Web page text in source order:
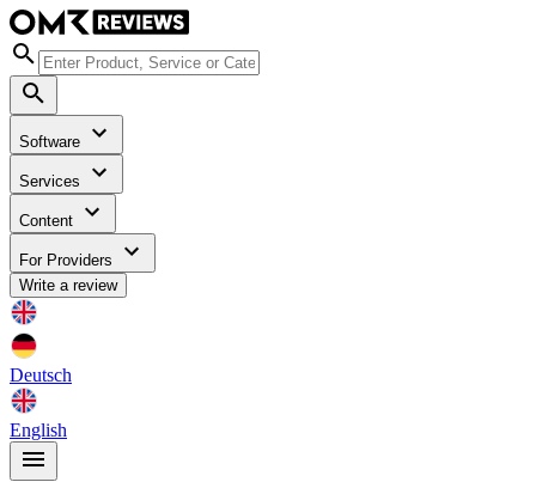
Software
Services
Content
For Providers
Write a review
Deutsch
English